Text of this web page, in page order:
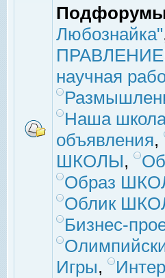
Любознайка"
научная
Наша
объявления,
ШКОЛЫ,
Образ
Облик
Бизнес-
Игры,